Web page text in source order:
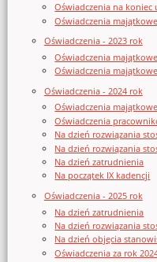
Oświadczenia na koniec
Oświadczenia
Oświadczenia - 2023 rok
Oświadczenia
Oświadczenia
Oświadczenia - 2024 rok
Oświadczenia
Oświadczenia
Na dzień rozwiązania
Na dzień rozwiązania
Na dzień zatrudnienia
Na początek IX kadencji
Oświadczenia - 2025 rok
Na dzień zatrudnienia
Na dzień rozwiązania
Na dzień objęcia
Oświadczenia za rok